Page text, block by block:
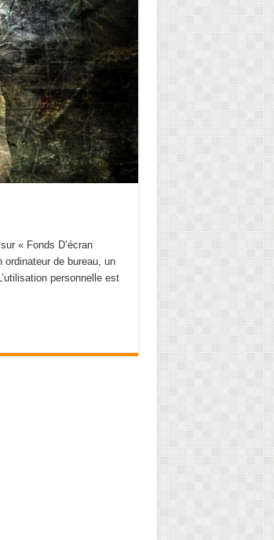
« Fonds D’écran
de bureau, un
personnelle est